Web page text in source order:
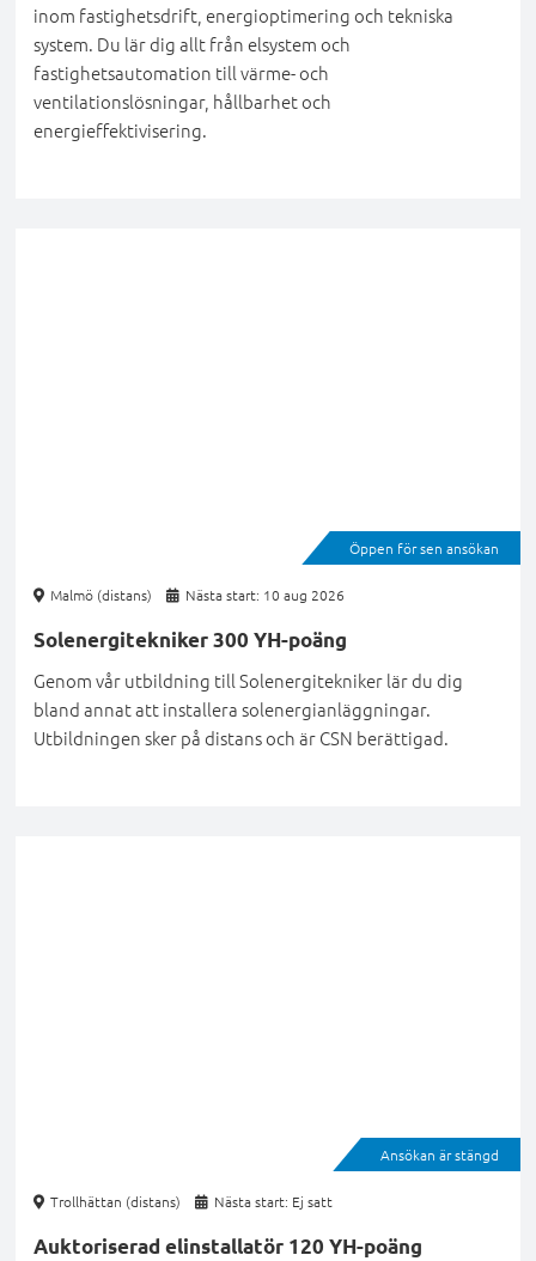
inom fastighetsdrift, energioptimering och tekniska
system. Du lär dig allt från elsystem och
fastighetsautomation till värme- och
ventilationslösningar, hållbarhet och
energieffektivisering.
Öppen för sen ansökan
Malmö (distans) Nästa start: 10 aug 2026
Solenergitekniker 300 YH-poäng
Genom vår utbildning till Solenergitekniker lär du dig
bland annat att installera solenergianläggningar.
Utbildningen sker på distans och är CSN berättigad.
Ansökan är stängd
Trollhättan (distans) Nästa start: Ej satt
Auktoriserad elinstallatör 120 YH-poäng